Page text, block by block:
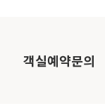
객실예약문의